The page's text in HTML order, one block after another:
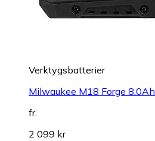
Verktygsbatterier
Milwaukee M18 Forge 8.0Ah
fr.
2 099 kr